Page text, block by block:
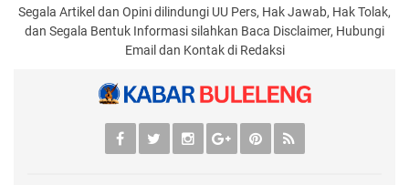
Segala Artikel dan Opini dilindungi UU Pers, Hak Jawab, Hak Tolak,
dan Segala Bentuk Informasi silahkan Baca Disclaimer, Hubungi
Email dan Kontak di Redaksi